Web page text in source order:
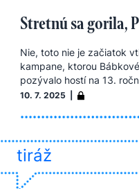
Stretnú sa gorila,
Nie, toto nie je začiatok
kampane, ktorou
pozývalo hostí na 13.
10. 7. 2025 |
tiráž